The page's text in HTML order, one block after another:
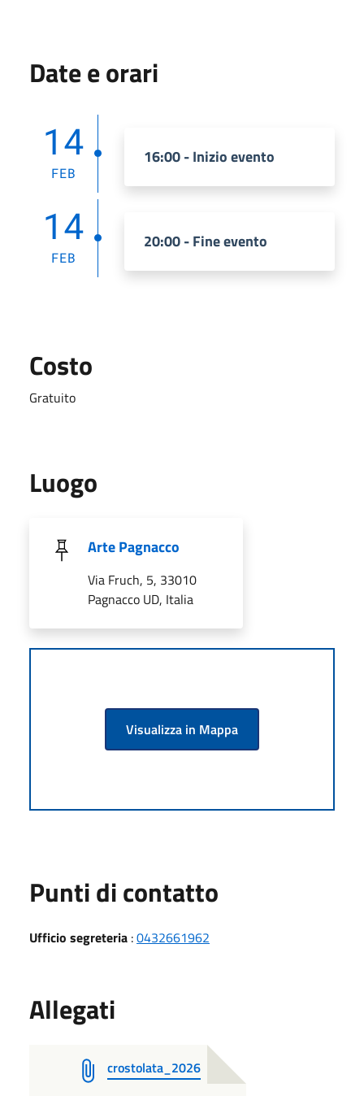
Date e orari
14
FEB
16:00 - Inizio evento
14
FEB
20:00 - Fine evento
Costo
Gratuito
Luogo
Arte Pagnacco
Via Fruch, 5, 33010
Pagnacco UD, Italia
Visualizza in Mappa
Punti di contatto
Ufficio segreteria :0432661962
Allegati
crostolata_2026